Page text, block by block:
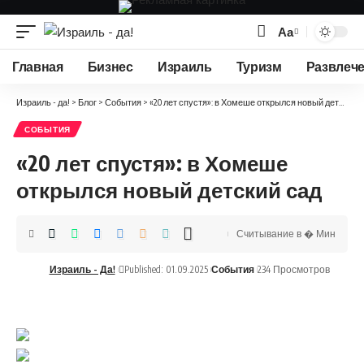
Изменение
размера
Аа
Главная Бизнес Израиль Туризм
Израиль - да! > Блог > События > «20 лет спустя»: в Хомеше открылся новый детский сад
СОБЫТИЯ
«20 лет спустя»: в Хомеше
открылся новый детский сад
Израиль - Да! Published: 01.09.2025 События 234 Просмотров
Считывание в � Мин